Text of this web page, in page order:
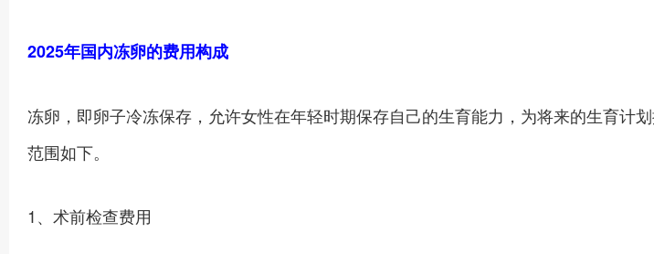
2025年国内冻卵的费用构成
冻卵，即卵子冷冻保存，允许女性在年轻时期保存自己的生育能力，为将来的生育计
范围如下。
1、术前检查费用